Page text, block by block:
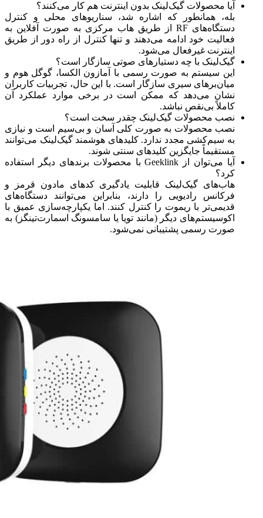
آیا محصولات گیک‌لینک بدون اینترنت هم کار می‌کنند؟
بله، همانطور که اشاره شد، سناریوهای محلی و کنترل
دستگاه‌های RF از طریق هاب مرکزی به صورت آفلاین به
فعالیت خود ادامه می‌دهند و تنها کنترل از راه دور از طریق
اینترنت غیرفعال می‌شود.
گیک‌لینک با چه دستیارهای صوتی سازگار است؟
این سیستم به صورت رسمی با آمازون الکسا، گوگل هوم و
میان‌برهای سیری سازگار است. با این حال، تجربیات کاربران
نشان می‌دهد که ممکن است در برخی موارد عملکرد آن
کاملاً بی‌نقص نباشد.
نصب محصولات گیک‌لینک چقدر سخت است؟
نصب محصولات به صورت کلی آسان و بی‌سیم است و نیازی
به سیم‌کشی مجدد ندارد. کلیدهای هوشمند گیک‌لینک می‌توانند
مستقیماً جایگزین کلیدهای سنتی شوند.
آیا می‌توان از Geeklink با محصولات برندهای دیگر استفاده
کرد؟
هاب‌های گیک‌لینک قابلیت یادگیری کدهای مادون قرمز و
فرکانس رادیویی را دارند، بنابراین می‌توانند دستگاه‌های
قدیمی‌تر با ریموت را کنترل کنند. اما یکپارچه‌سازی عمیق با
اکوسیستم‌های دیگر (مانند تویا یا سامسونگ اسمارت‌تینگز) به
صورت رسمی پشتیبانی نمی‌شود.